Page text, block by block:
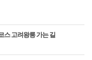
스 고려왕릉 가는 길